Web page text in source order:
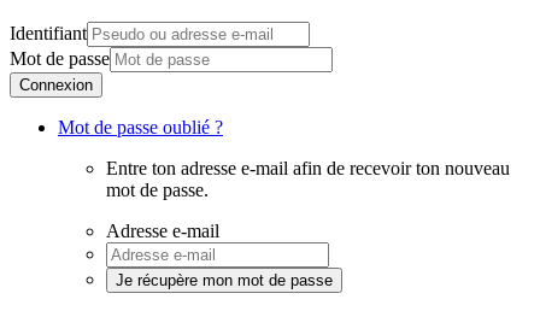
Identifiant
Mot de passe
Connexion
Mot de passe oublié ?
Entre ton adresse e-mail afin de recevoir ton nouveau
mot de passe.
Adresse e-mail
Je récupère mon mot de passe